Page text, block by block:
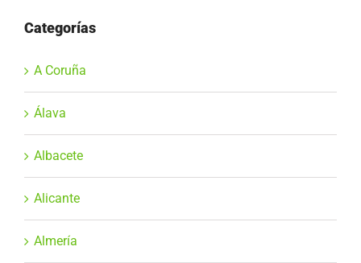
Categorías
A Coruña
Álava
Albacete
Alicante
Almería